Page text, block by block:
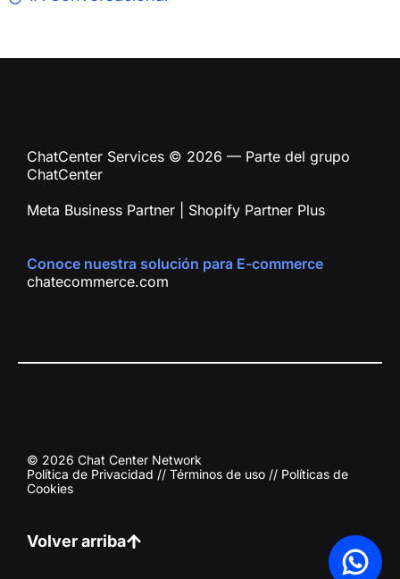
ChatCenter Services © 2026 — Parte del grupo
ChatCenter
Meta Business Partner | Shopify Partner Plus
Conoce nuestra solución para E-commerce
chatecommerce.com
© 2026 Chat Center Network
Política de Privacidad // Términos de uso // Políticas de
Cookies
Volver arriba